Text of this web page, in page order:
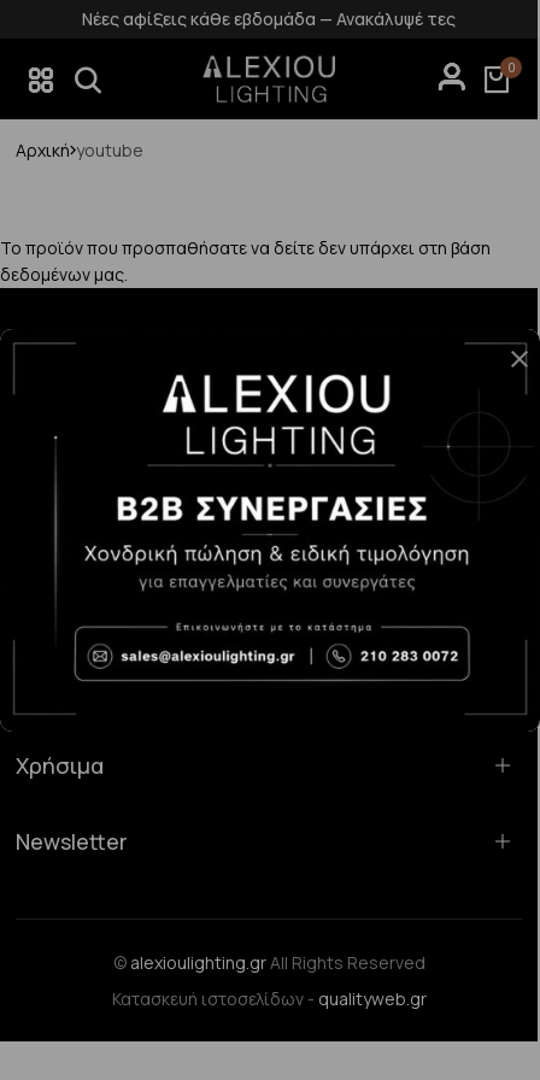
Νέες αφίξεις κάθε εβδομάδα — Ανακάλυψέ τες
0
Αρχική youtube
Το προϊόν που προσπαθήσατε να δείτε δεν υπάρχει στη βάση
δεδομένων μας.
Κατάστημα Χαλάνδρι:Σαρανταπόρου 55, 15232, Χαλάνδρι
sales@alexioulighting.gr
210 283 0072
6983123181
Χρήσιμα
Newsletter
© alexioulighting.grAll Rights Reserved
Κατασκευή ιστοσελίδων - qualityweb.gr